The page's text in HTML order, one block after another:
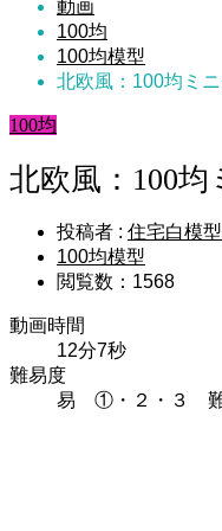
動画
100均
100均模型
北欧風：100均ミ
100均
北欧風：100
投稿者 : 住宅白模
100均模型
閲覧数：1568
動画時間
12分7秒
難易度
易 ①・２・３